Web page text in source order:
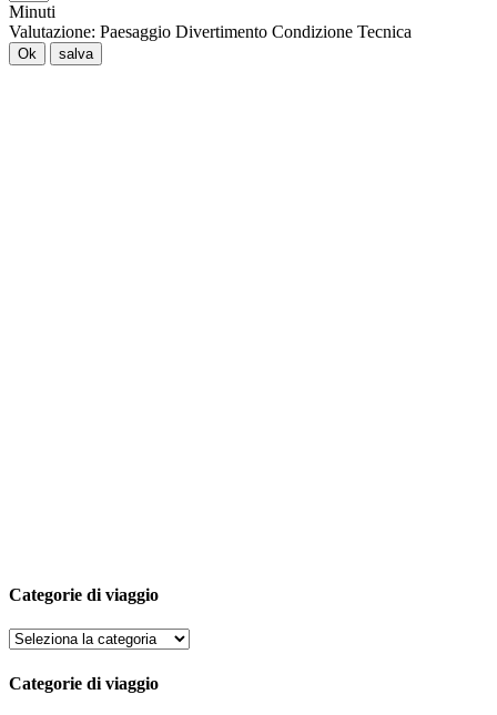
Minuti
Valutazione: Paesaggio Divertimento Condizione Tecnica
Ok salva
Categorie di viaggio
Categorie di viaggio